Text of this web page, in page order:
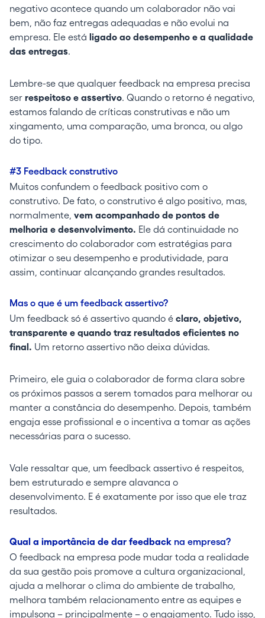
negativo acontece quando um colaborador não vai
bem, não faz entregas adequadas e não evolui na
empresa. Ele está ligado ao desempenho e a qualidade
das entregas.
Lembre-se que qualquer feedback na empresa precisa
ser respeitoso e assertivo. Quando o retorno é negativo,
estamos falando de críticas construtivas e não um
xingamento, uma comparação, uma bronca, ou algo
do tipo.
#3 Feedback construtivo
Muitos confundem o feedback positivo com o
construtivo. De fato, o construtivo é algo positivo, mas,
normalmente, vem acompanhado de pontos de
melhoria e desenvolvimento. Ele dá continuidade no
crescimento do colaborador com estratégias para
otimizar o seu desempenho e produtividade, para
assim, continuar alcançando grandes resultados.
Mas o que é um feedback assertivo?
Um feedback só é assertivo quando é claro, objetivo,
transparente e quando traz resultados eficientes no
final. Um retorno assertivo não deixa dúvidas.
Primeiro, ele guia o colaborador de forma clara sobre
os próximos passos a serem tomados para melhorar ou
manter a constância do desempenho. Depois, também
engaja esse profissional e o incentiva a tomar as ações
necessárias para o sucesso.
Vale ressaltar que, um feedback assertivo é respeitos,
bem estruturado e sempre alavanca o
desenvolvimento. E é exatamente por isso que ele traz
resultados.
Qual a importância de dar feedback na empresa?
O feedback na empresa pode mudar toda a realidade
da sua gestão pois promove a cultura organizacional,
ajuda a melhorar o clima do ambiente de trabalho,
melhora também relacionamento entre as equipes e
impulsona – principalmente – o engajamento. Tudo isso,